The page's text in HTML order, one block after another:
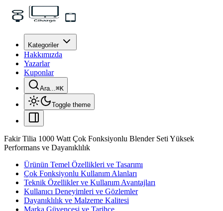
Kategoriler
Hakkımızda
Yazarlar
Kuponlar
Ara...⌘K
Toggle theme
Fakir Tilia 1000 Watt Çok Fonksiyonlu Blender Seti Yüksek
Performans ve Dayanıklılık
Ürünün Temel Özellikleri ve Tasarımı
Çok Fonksiyonlu Kullanım Alanları
Teknik Özellikler ve Kullanım Avantajları
Kullanıcı Deneyimleri ve Gözlemler
Dayanıklılık ve Malzeme Kalitesi
Marka Güvencesi ve Tarihçe